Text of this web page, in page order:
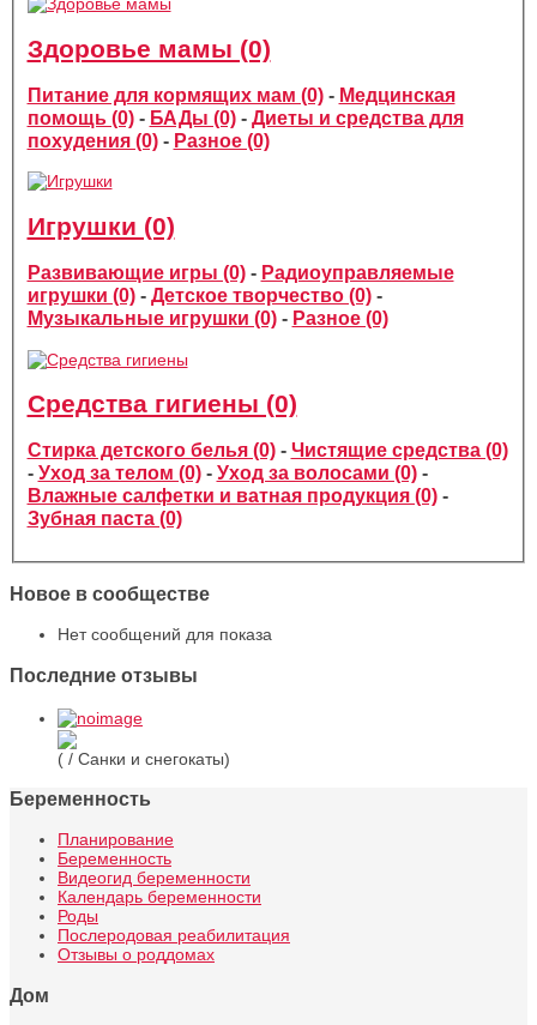
Здоровье мамы (0)
Питание для кормящих мам (0)- Медцинская
помощь (0)- БАДы (0)- Диеты и средства для
похудения (0)- Разное (0)
Игрушки (0)
Развивающие игры (0)- Радиоуправляемые
игрушки (0)- Детское творчество (0)-
Музыкальные игрушки (0)- Разное (0)
Средства гигиены (0)
Стирка детского белья (0)- Чистящие средства (0)
- Уход за телом (0)- Уход за волосами (0)-
Влажные салфетки и ватная продукция (0)-
Зубная паста (0)
Новое в сообществе
Нет сообщений для показа
Последние отзывы
( / Санки и снегокаты)
Беременность
Планирование
Беременность
Видеогид беременности
Календарь беременности
Роды
Послеродовая реабилитация
Отзывы о роддомах
Дом